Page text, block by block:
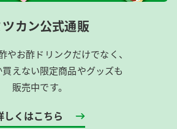
ツカン公式通販
やお酢ドリンクだけでなく、
買えない限定商品やグッズも
販売中です。
しくはこちら